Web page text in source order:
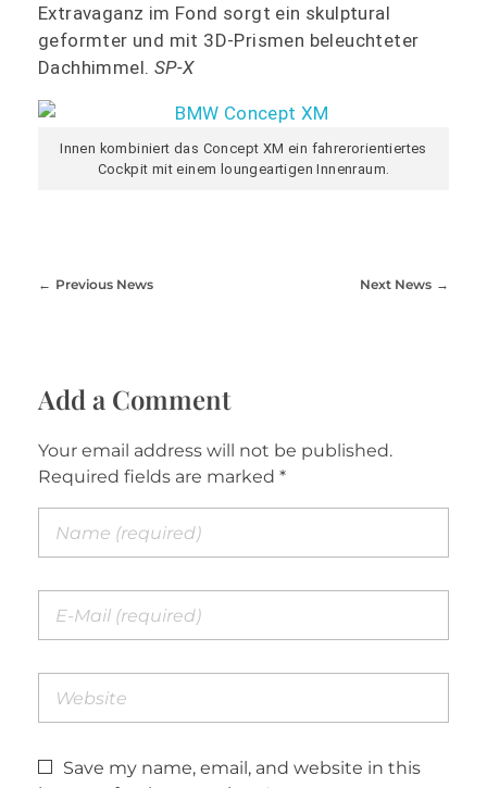
Extravaganz im Fond sorgt ein skulptural
geformter und mit 3D-Prismen beleuchteter
Dachhimmel. SP-X
Innen kombiniert das Concept XM ein fahrerorientiertes
Cockpit mit einem loungeartigen Innenraum.
Previous News Next News
Add a Comment
Your email address will not be published.
Required fields are marked *
Save my name, email, and website in this